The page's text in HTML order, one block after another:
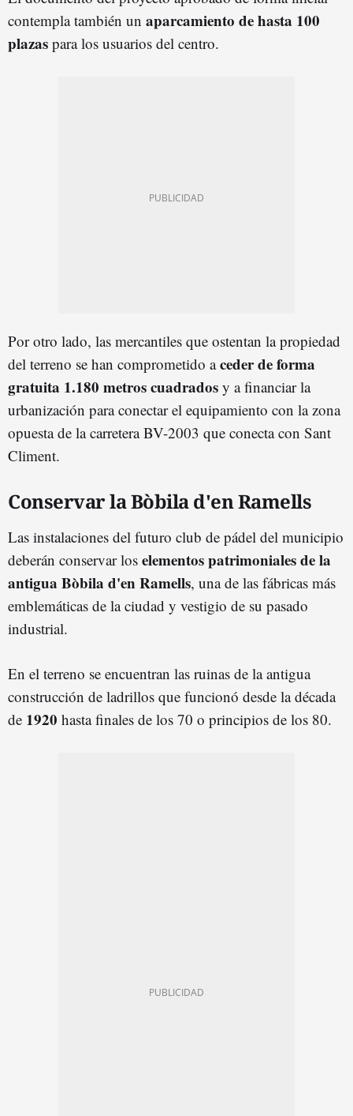
contempla también un aparcamiento de hasta 100
plazas para los usuarios del centro.
Por otro lado, las mercantiles que ostentan la propiedad
del terreno se han comprometido aceder de forma
gratuita 1.180 metros cuadrados y a financiar la
urbanización para conectar el equipamiento con la zona
opuesta de la carretera BV-2003 que conecta con Sant
Climent.
Conservar la Bòbila d'en Ramells
Las instalaciones del futuro club de pádel del municipio
deberán conservar los elementos patrimoniales de la
antigua Bòbila d'en Ramells, una de las fábricas más
emblemáticas de la ciudad y vestigio de su pasado
industrial.
En el terreno se encuentran las ruinas de la antigua
construcción de ladrillos que funcionó desde la década
de 1920 hasta finales de los 70 o principios de los 80.